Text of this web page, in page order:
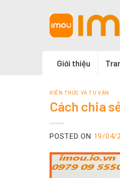
Giới thiệu
KIẾN THỨC VÀ TƯ VẤN
Cách chia
POSTED ON 19/04/